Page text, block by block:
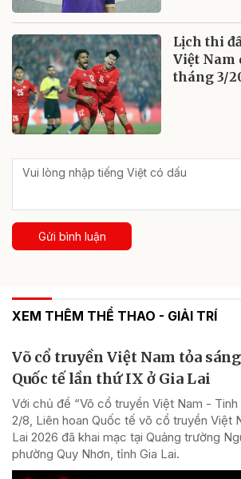
Lịch thi
Việt Nam
tháng 3/
Gửi bình luận
XEM THÊM THỂ THAO - GIẢI TRÍ
Võ cổ truyền Việt Nam tỏa
Quốc tế lần thứ IX ở Gia Lai
Với chủ đề “Võ cổ truyền Việt Nam - Tinh
2/8, Liên hoan Quốc tế võ cổ truyền Việt
Lai 2026 đã khai mạc tại Quảng trường
phường Quy Nhơn, tỉnh Gia Lai.